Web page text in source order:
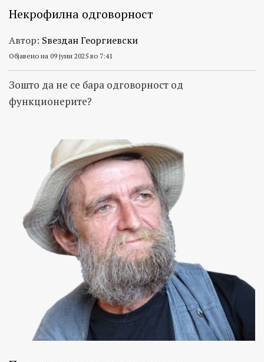
Некрофилна одговорност
Автор: Ѕвездан Георгиевски
Објавено на 09 јуни 2025 во 7:41
Зошто да не се бара одговорност од
функционерите?